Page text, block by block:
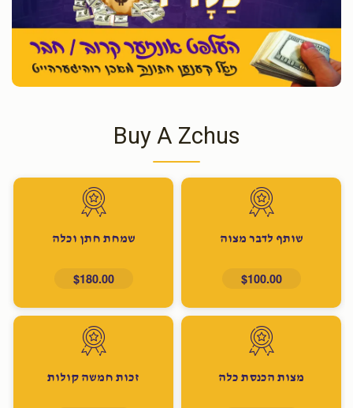
Buy A Zchus
שותף לדבר מצוה
$100.00
שמחת חתן וכלה
$180.00
מצות הכנסת כלה זכות חמשה קולות